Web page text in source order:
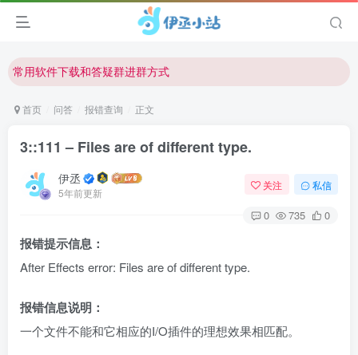
欢迎反馈网站中存在的问题和建议！
常用软件下载和答疑群进群方式
欢迎访问伊丞小站！
首页 问答 报错查询 正文
3::111 – Files are of different type.
伊丞
5年前更新
关注 私信
0 735 0
报错提示信息：
After Effects error: Files are of different type.
报错信息说明：
一个文件不能和它相应的I/O插件的理想效果相匹配。